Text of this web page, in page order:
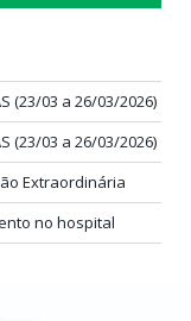
(23/03 a 26/03/2026)
(23/03 a 26/03/2026)
Extraordinária
no hospital